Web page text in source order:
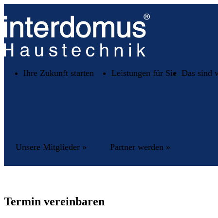
Ihre Zukunft starten Leistungen für Sie Das sind
Unsere Mitglieder » Partner werden »
Termin vereinbaren